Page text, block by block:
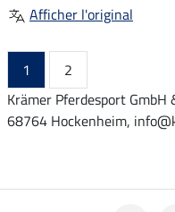
Afficher l'original
1
2
Krämer Pferdesport GmbH
68764 Hockenheim,